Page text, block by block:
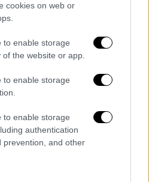
cookies on web or
to enable storage
the website or app.
to enable storage
to enable storage
authentication
prevention, and other
πολιτικός στην
δεν έπαιρνε
Θεοδωράκης μπήκε